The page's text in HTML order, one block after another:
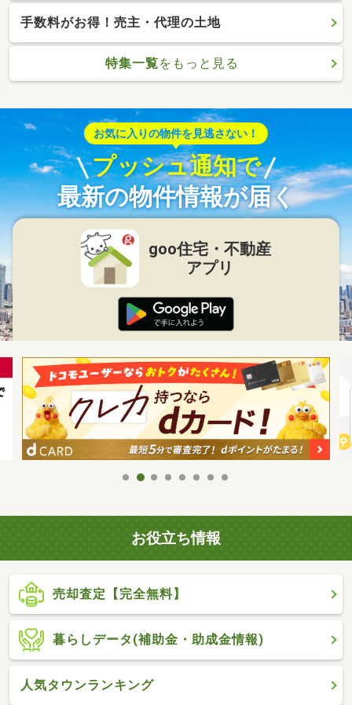
手数料がお得！売主・代理の土地
特集一覧をもっと見る
お気に入りの物件を見逃さない！
プッシュ通知で
最新の物件情報が届く
goo住宅・不動産
アプリ
お役立ち情報
売却査定【完全無料】
暮らしデータ(補助金・助成金情報)
人気タウンランキング